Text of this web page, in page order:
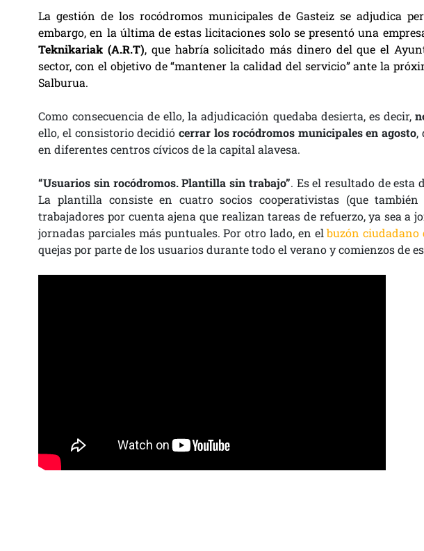
La gestión de los rocódromos municipales de Gasteiz se adjudica
embargo, en la última de estas licitaciones solo se presentó una
Teknikariak (A.R.T), que habría solicitado más dinero del que el
sector, con el objetivo de “mantener la calidad del servicio” ante la
Salburua.
Como consecuencia de ello, la adjudicación quedaba desierta, es decir,
ello, el consistorio decidió cerrar los rocódromos municipales en agosto,
en diferentes centros cívicos de la capital alavesa.
“Usuarios sin rocódromos. Plantilla sin trabajo”. Es el resultado de esta
La plantilla consiste en cuatro socios cooperativistas (que
trabajadores por cuenta ajena que realizan tareas de refuerzo, ya sea a
jornadas parciales más puntuales. Por otro lado, en elbuzón
quejas por parte de los usuarios durante todo el verano y comienzos de